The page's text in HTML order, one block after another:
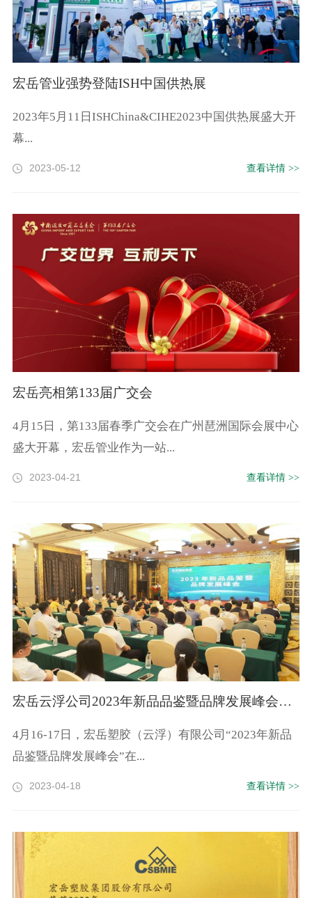
宏岳管业强势登陆ISH中国供热展
2023年5月11日ISHChina&CIHE2023中国供热展盛大开
幕...
2023-05-12 查看详情 >>
宏岳亮相第133届广交会
4月15日，第133届春季广交会在广州琶洲国际会展中心
盛大开幕，宏岳管业作为一站...
2023-04-21 查看详情 >>
宏岳云浮公司2023年新品品鉴暨品牌发展峰会盛大召开
4月16-17日，宏岳塑胶（云浮）有限公司“2023年新品
品鉴暨品牌发展峰会”在...
2023-04-18 查看详情 >>